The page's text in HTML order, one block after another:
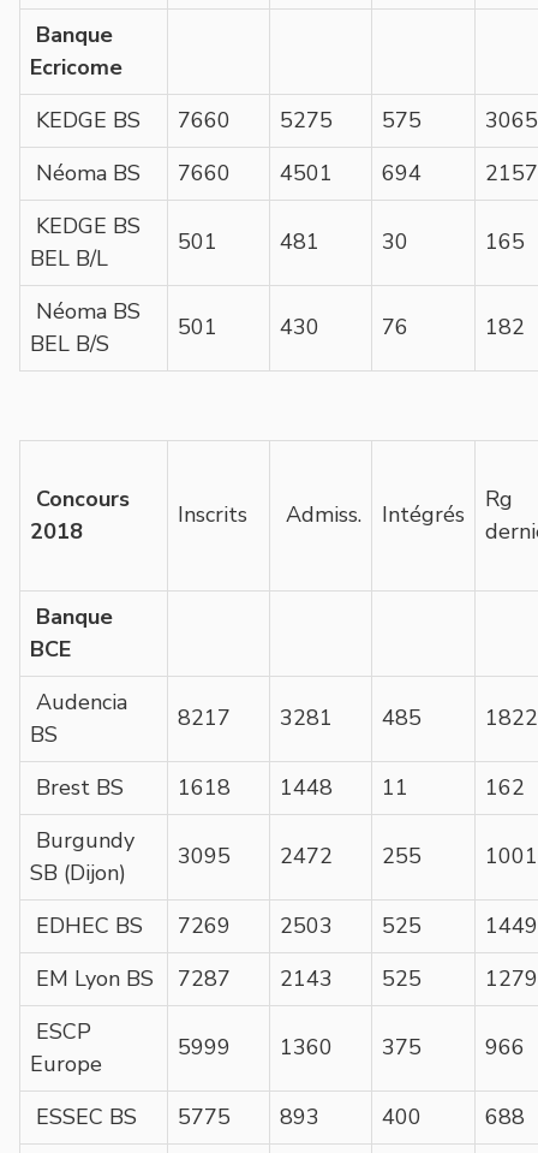
Banque
Ecricome
KEDGE BS
7660 5275 575
3065
Néoma BS
7660 4501 694
2157
KEDGE BS
BEL B/L
501 481 30 165
Néoma BS
BEL B/S
501 430 76 182
Concours
2018
Inscrits Admiss. Intégrés
Rg
Banque
BCE
Audencia
BS
8217 3281 485 1822
Brest BS 1618 1448 11
162
Burgundy
SB (Dijon)
3095 2472 255 1001
EDHEC BS 7269 2503 525
1449
EM Lyon BS
7287 2143 525
1279
ESCP
Europe
5999 1360 375 966
ESSEC BS 5775 893 400
688